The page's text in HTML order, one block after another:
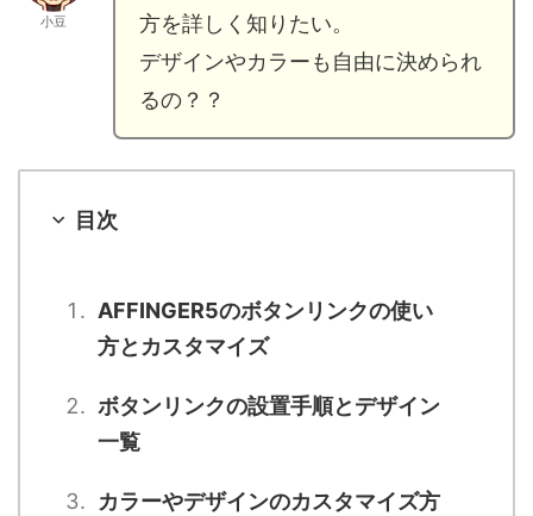
小豆
方を詳しく知りたい。
デザインやカラーも自由に決められ
るの？？
目次
AFFINGER5のボタンリンクの使い
方とカスタマイズ
ボタンリンクの設置手順とデザイン
一覧
カラーやデザインのカスタマイズ方